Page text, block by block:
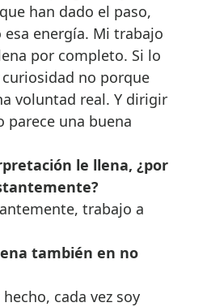
han dado el paso,
energía. Mi trabajo
por completo. Si lo
no porque
voluntad real. Y dirigir
parece una buena
le llena, ¿por
trabajo a
también en no
cada vez soy